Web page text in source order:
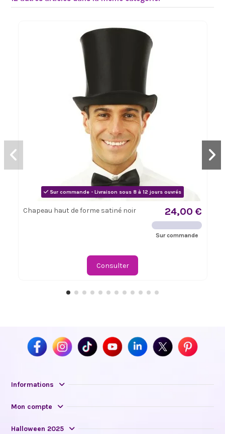
Sur commande - Livraison sous 8 à 12 jours ouvrés
Chapeau haut de forme satiné noir 24,00 €
Sur commande
Consulter
Informations
Mon compte
Halloween 2025